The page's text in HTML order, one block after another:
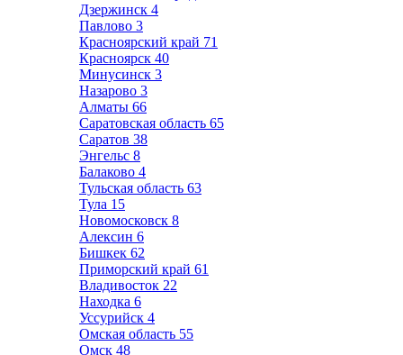
Дзержинск 4
Павлово 3
Красноярский край 71
Красноярск 40
Минусинск 3
Назарово 3
Алматы 66
Саратовская область 65
Саратов 38
Энгельс 8
Балаково 4
Тульская область 63
Тула 15
Новомосковск 8
Алексин 6
Бишкек 62
Приморский край 61
Владивосток 22
Находка 6
Уссурийск 4
Омская область 55
Омск 48